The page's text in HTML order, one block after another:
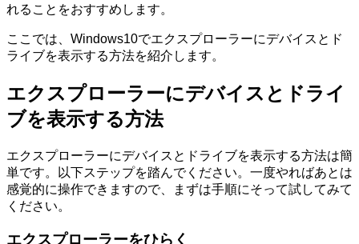
れることをおすすめします。
ここでは、Windows10でエクスプローラーにデバイスとド
ライブを表示する方法を紹介します。
エクスプローラーにデバイスとドライ
ブを表示する方法
エクスプローラーにデバイスとドライブを表示する方法は簡
単です。以下ステップを踏んでください。一度やればあとは
感覚的に操作できますので、まずは手順にそって試してみて
ください。
エクスプローラーをひらく